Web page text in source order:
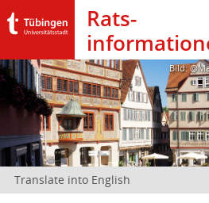
Rats­
Bild:
Translate into English